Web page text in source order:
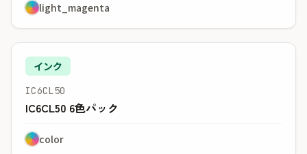
light_magenta
インク
IC6CL50
IC6CL50 6色パック
color